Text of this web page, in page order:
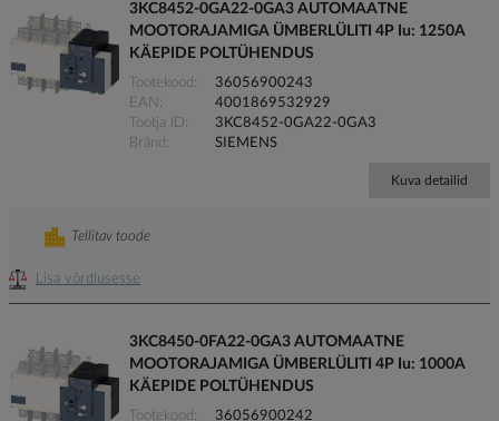
3KC8452-0GA22-0GA3 AUTOMAATNE
MOOTORAJAMIGA ÜMBERLÜLITI 4P Iu: 1250A
KÄEPIDE POLTÜHENDUS
Tootekood
36056900243
EAN
4001869532929
Tootja ID
3KC8452-0GA22-0GA3
Bränd
SIEMENS
Kuva detailid
Lisa võrdlusesse
Tellitav toode
3KC8450-0FA22-0GA3 AUTOMAATNE
MOOTORAJAMIGA ÜMBERLÜLITI 4P Iu: 1000A
KÄEPIDE POLTÜHENDUS
Tootekood 36056900242